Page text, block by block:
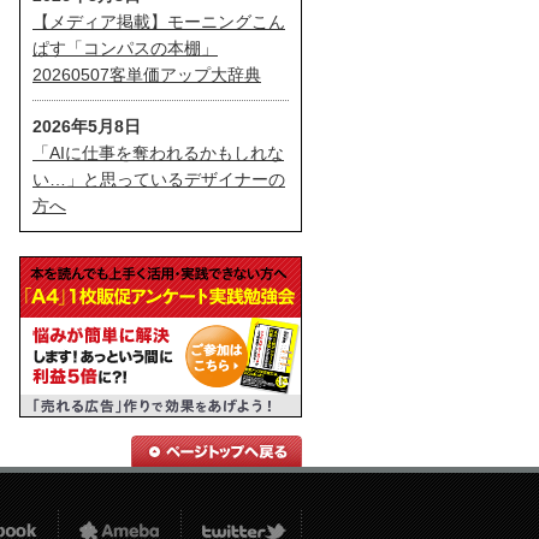
【メディア掲載】モーニングこん
ぱす「コンパスの本棚」
20260507客単価アップ大辞典
2026年5月8日
「AIに仕事を奪われるかもしれな
い…」と思っているデザイナーの
方へ